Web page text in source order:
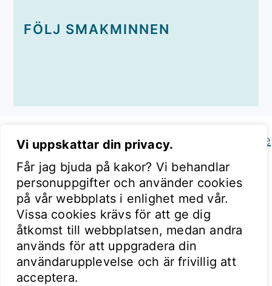
Vi uppskattar din privacy.
Får jag bjuda på kakor? Vi behandlar
personuppgifter och använder cookies
på vår webbplats i enlighet med vår.
Vissa cookies krävs för att ge dig
åtkomst till webbplatsen, medan andra
används för att uppgradera din
användarupplevelse och är frivillig att
acceptera.
FÖLJ SMAKMINNEN
Copyright © 2026 Smakminnen on the
Foodie
Pro Theme